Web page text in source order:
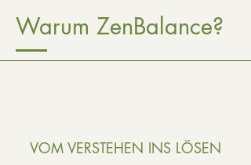
Warum ZenBalance?
VOM VERSTEHEN INS LÖSEN